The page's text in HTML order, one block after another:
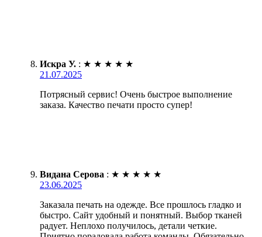
Искра У. : ★ ★ ★ ★ ★
21.07.2025
Потрясный сервис! Очень быстрое выполнение
заказа. Качество печати просто супер!
Видана Серова : ★ ★ ★ ★ ★
23.06.2025
Заказала печать на одежде. Все прошлось гладко и
быстро. Сайт удобный и понятный. Выбор тканей
радует. Неплохо получилось, детали четкие.